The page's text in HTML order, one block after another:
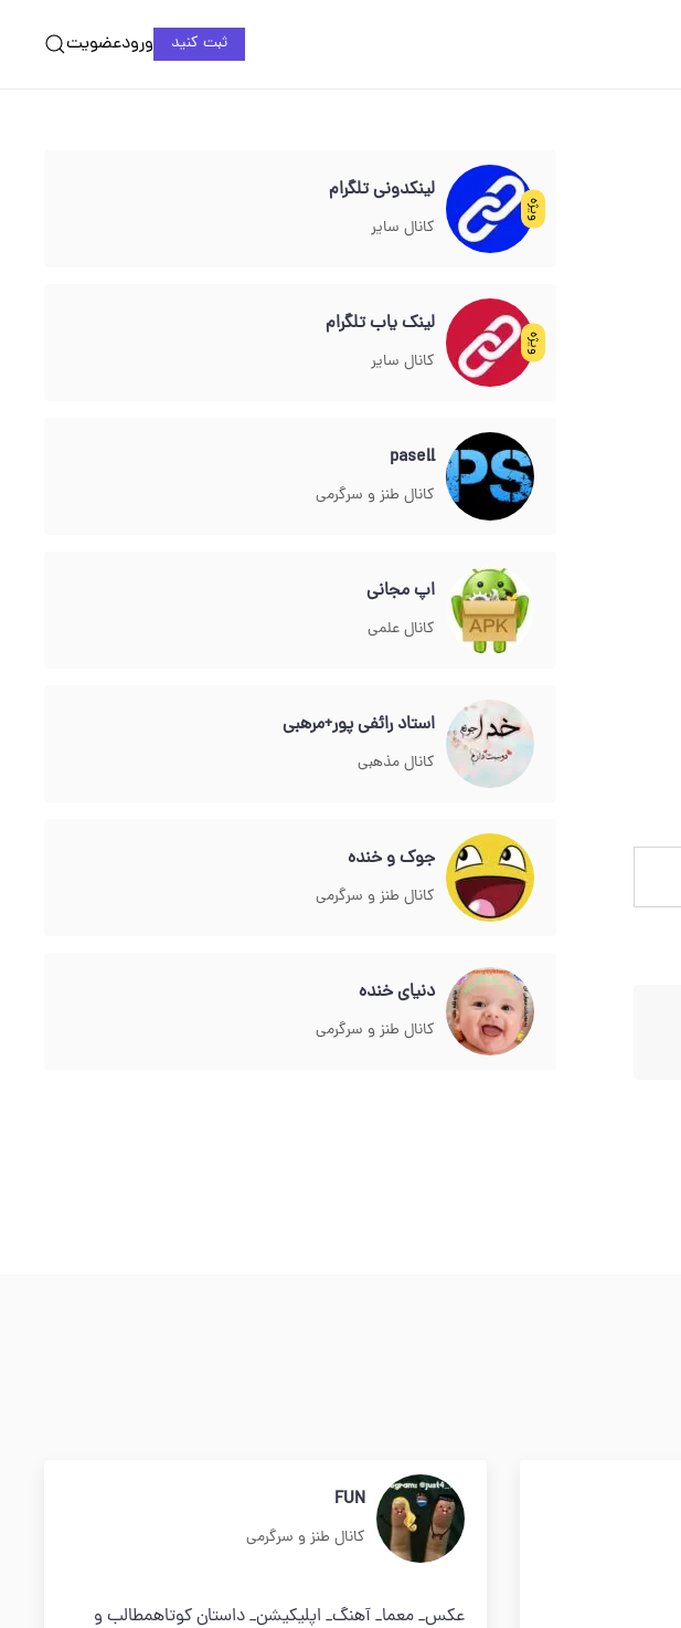
ثبت کنید ورودعضویت
ویژه
لینکدونی تلگرام
کانال سایر
ویژه
لینک یاب تلگرام
کانال سایر
pasell
کانال طنز و سرگرمی
اپ مجانی
کانال علمی
استاد رائفی پور+مرهبی
کانال مذهبی
جوک و خنده
کانال طنز و سرگرمی
دنیای خنده
کانال طنز و سرگرمی
FUN
کانال طنز و سرگرمی
عکس_ معما_ آهنگ_ اپلیکیشن_ داستان کوتاهمطالب و